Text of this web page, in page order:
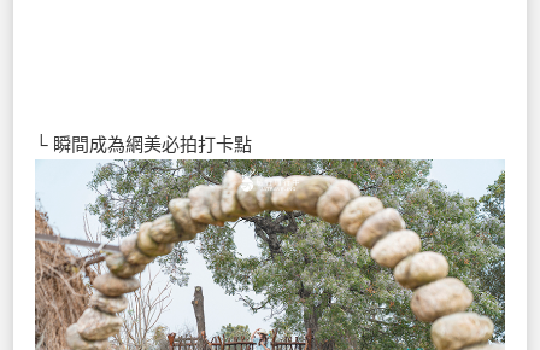
└ 瞬間成為網美必拍打卡點